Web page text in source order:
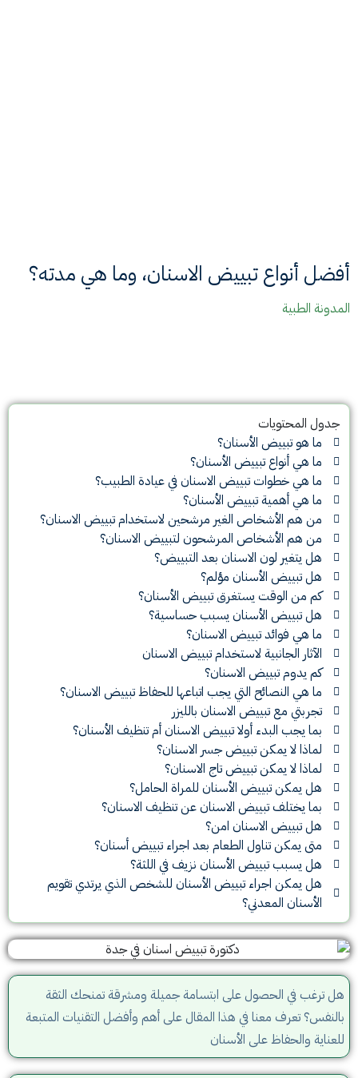
أفضل أنواع تبييض الاسنان، وما هي مدته؟
المدونة الطبية
جدول المحتويات
ما هو تبييض الأسنان؟
ما هي أنواع تبييض الأسنان؟
ما هي خطوات تبييض الاسنان في عيادة الطبيب؟
ما هي أهمية تبييض الأسنان؟
من هم الأشخاص الغير مرشحين لاستخدام تبييض الاسنان؟
من هم الأشخاص المرشحون لتبييض الاسنان؟
هل يتغير لون الاسنان بعد التبييض؟
هل تبييض الأسنان مؤلم؟
كم من الوقت يستغرق تبييض الأسنان؟
هل تبييض الأسنان يسبب حساسية؟
ما هي فوائد تبييض الاسنان؟
الآثار الجانبية لاستخدام تبييض الاسنان
كم يدوم تبييض الاسنان؟
ما هي النصائح التي يجب اتباعها للحفاظ تبييض الاسنان؟
تجربتي مع تبييض الاسنان بالليزر
بما يجب البدء أولا تبييض الاسنان أم تنظيف الأسنان؟
لماذا لا يمكن تبييض جسر الاسنان؟
لماذا لا يمكن تبييض تاج الاسنان؟
هل يمكن تبييض الأسنان للمراة الحامل؟
بما يختلف تبييض الاسنان عن تنظيف الاسنان؟
هل تبييض الاسنان امن؟
متى يمكن تناول الطعام بعد اجراء تبييض أسنان؟
هل يسبب تبييض الأسنان نزيف في اللثة؟
هل يمكن اجراء تبييض الأسنان للشخص الذي يرتدي تقويم
الأسنان المعدني؟
هل ترغب في الحصول على ابتسامة جميلة ومشرقة تمنحك الثقة
بالنفس؟ تعرف معنا في هذا المقال على أهم وأفضل التقنيات المتبعة
للعناية والحفاظ على الأسنان